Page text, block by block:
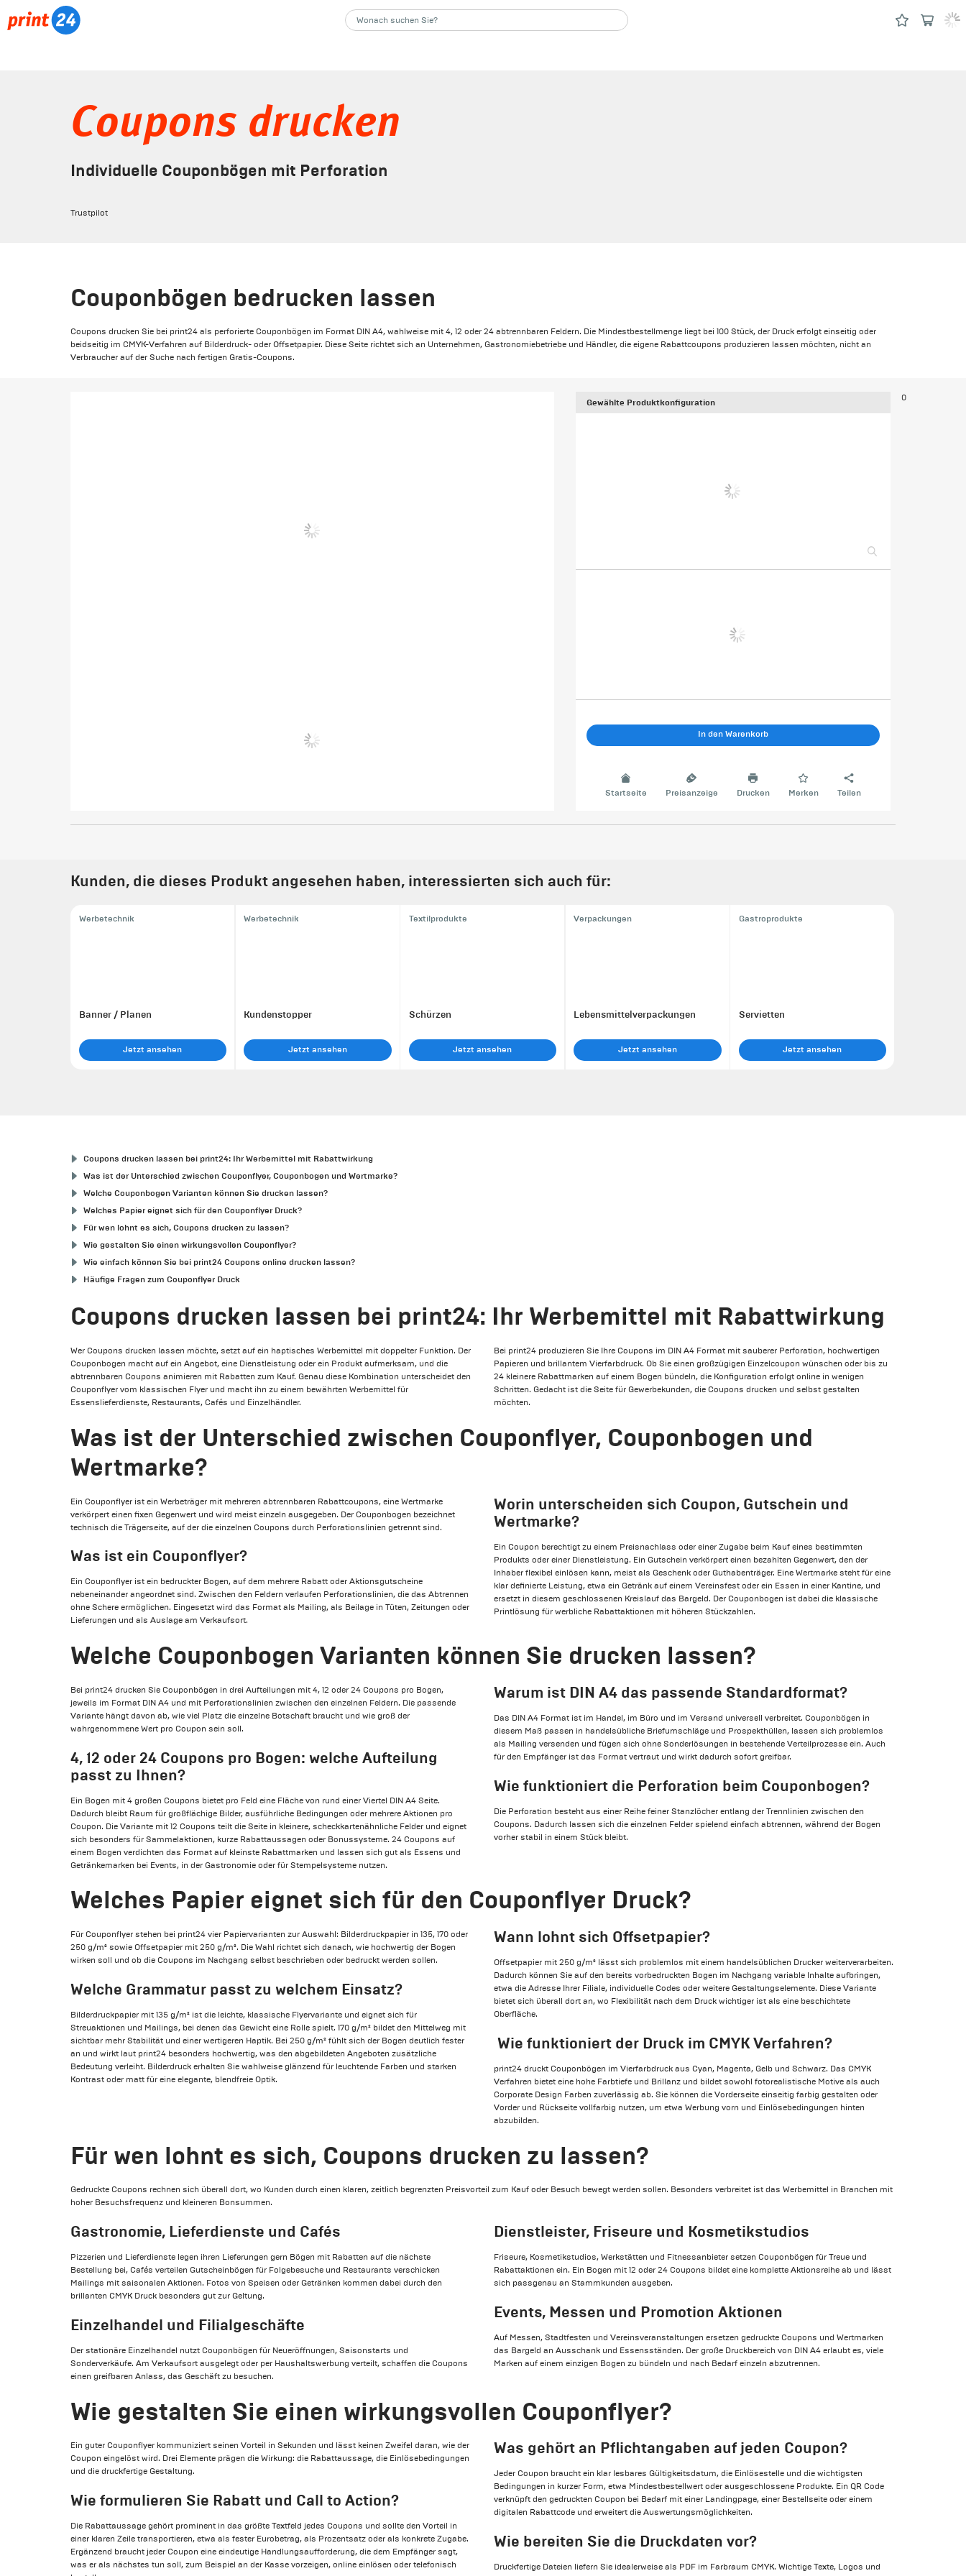
Coupons drucken
Individuelle Couponbögen mit Perforation
Trustpilot
Couponbögen bedrucken lassen
Coupons drucken Sie bei print24 als perforierte Couponbögen im Format DIN A4, wahlweise mit 4, 12 oder 24 abtrennbaren Feldern. Die Mindestbestellmenge liegt bei 100 Stück, der Druck erfolgt einseitig oder
beidseitig im CMYK-Verfahren auf Bilderdruck- oder Offsetpapier. Diese Seite richtet sich an Unternehmen, Gastronomiebetriebe und Händler, die eigene Rabattcoupons produzieren lassen möchten, nicht an
Verbraucher auf der Suche nach fertigen Gratis-Coupons.
Gewählte Produktkonfiguration
In den Warenkorb
Startseite Preisanzeige Drucken Merken Teilen
0
Kunden, die dieses Produkt angesehen haben, interessierten sich auch für:
Werbetechnik
Banner / Planen
Jetzt ansehen
Werbetechnik
Kundenstopper
Jetzt ansehen
Textilprodukte
Schürzen
Jetzt ansehen
Verpackungen
Lebensmittelverpackungen
Jetzt ansehen
Gastroprodukte
Servietten
Jetzt ansehen
Coupons drucken lassen bei print24: Ihr Werbemittel mit Rabattwirkung
Was ist der Unterschied zwischen Couponflyer, Couponbogen und Wertmarke?
Welche Couponbogen Varianten können Sie drucken lassen?
Welches Papier eignet sich für den Couponflyer Druck?
Für wen lohnt es sich, Coupons drucken zu lassen?
Wie gestalten Sie einen wirkungsvollen Couponflyer?
Wie einfach können Sie bei print24 Coupons online drucken lassen?
Häufige Fragen zum Couponflyer Druck
Coupons drucken lassen bei print24: Ihr Werbemittel mit Rabattwirkung
Wer Coupons drucken lassen möchte, setzt auf ein haptisches Werbemittel mit doppelter Funktion. Der
Couponbogen macht auf ein Angebot, eine Dienstleistung oder ein Produkt aufmerksam, und die
abtrennbaren Coupons animieren mit Rabatten zum Kauf. Genau diese Kombination unterscheidet den
Couponflyer vom klassischen Flyer und macht ihn zu einem bewährten Werbemittel für
Essenslieferdienste, Restaurants, Cafés und Einzelhändler.
Bei print24 produzieren Sie Ihre Coupons im DIN A4 Format mit sauberer Perforation, hochwertigen
Papieren und brillantem Vierfarbdruck. Ob Sie einen großzügigen Einzelcoupon wünschen oder bis zu
24 kleinere Rabattmarken auf einem Bogen bündeln, die Konfiguration erfolgt online in wenigen
Schritten. Gedacht ist die Seite für Gewerbekunden, die Coupons drucken und selbst gestalten
möchten.
Was ist der Unterschied zwischen Couponflyer, Couponbogen und
Wertmarke?
Ein Couponflyer ist ein Werbeträger mit mehreren abtrennbaren Rabattcoupons, eine Wertmarke
verkörpert einen fixen Gegenwert und wird meist einzeln ausgegeben. Der Couponbogen bezeichnet
technisch die Trägerseite, auf der die einzelnen Coupons durch Perforationslinien getrennt sind.
Was ist ein Couponflyer?
Ein Couponflyer ist ein bedruckter Bogen, auf dem mehrere Rabatt oder Aktionsgutscheine
nebeneinander angeordnet sind. Zwischen den Feldern verlaufen Perforationslinien, die das Abtrennen
ohne Schere ermöglichen. Eingesetzt wird das Format als Mailing, als Beilage in Tüten, Zeitungen oder
Lieferungen und als Auslage am Verkaufsort.
Worin unterscheiden sich Coupon, Gutschein und
Wertmarke?
Ein Coupon berechtigt zu einem Preisnachlass oder einer Zugabe beim Kauf eines bestimmten
Produkts oder einer Dienstleistung. Ein Gutschein verkörpert einen bezahlten Gegenwert, den der
Inhaber flexibel einlösen kann, meist als Geschenk oder Guthabenträger. Eine Wertmarke steht für eine
klar definierte Leistung, etwa ein Getränk auf einem Vereinsfest oder ein Essen in einer Kantine, und
ersetzt in diesem geschlossenen Kreislauf das Bargeld. Der Couponbogen ist dabei die klassische
Printlösung für werbliche Rabattaktionen mit höheren Stückzahlen.
Welche Couponbogen Varianten können Sie drucken lassen?
Bei print24 drucken Sie Couponbögen in drei Aufteilungen mit 4, 12 oder 24 Coupons pro Bogen,
jeweils im Format DIN A4 und mit Perforationslinien zwischen den einzelnen Feldern. Die passende
Variante hängt davon ab, wie viel Platz die einzelne Botschaft braucht und wie groß der
wahrgenommene Wert pro Coupon sein soll.
4, 12 oder 24 Coupons pro Bogen: welche Aufteilung
passt zu Ihnen?
Ein Bogen mit 4 großen Coupons bietet pro Feld eine Fläche von rund einer Viertel DIN A4 Seite.
Dadurch bleibt Raum für großflächige Bilder, ausführliche Bedingungen oder mehrere Aktionen pro
Coupon. Die Variante mit 12 Coupons teilt die Seite in kleinere, scheckkartenähnliche Felder und eignet
sich besonders für Sammelaktionen, kurze Rabattaussagen oder Bonussysteme. 24 Coupons auf
einem Bogen verdichten das Format auf kleinste Rabattmarken und lassen sich gut als Essens und
Getränkemarken bei Events, in der Gastronomie oder für Stempelsysteme nutzen.
Warum ist DIN A4 das passende Standardformat?
Das DIN A4 Format ist im Handel, im Büro und im Versand universell verbreitet. Couponbögen in
diesem Maß passen in handelsübliche Briefumschläge und Prospekthüllen, lassen sich problemlos
als Mailing versenden und fügen sich ohne Sonderlösungen in bestehende Verteilprozesse ein. Auch
für den Empfänger ist das Format vertraut und wirkt dadurch sofort greifbar.
Wie funktioniert die Perforation beim Couponbogen?
Die Perforation besteht aus einer Reihe feiner Stanzlöcher entlang der Trennlinien zwischen den
Coupons. Dadurch lassen sich die einzelnen Felder spielend einfach abtrennen, während der Bogen
vorher stabil in einem Stück bleibt.
Welches Papier eignet sich für den Couponflyer Druck?
Für Couponflyer stehen bei print24 vier Papiervarianten zur Auswahl: Bilderdruckpapier in 135, 170 oder
250 g/m² sowie Offsetpapier mit 250 g/m². Die Wahl richtet sich danach, wie hochwertig der Bogen
wirken soll und ob die Coupons im Nachgang selbst beschrieben oder bedruckt werden sollen.
Welche Grammatur passt zu welchem Einsatz?
Bilderdruckpapier mit 135 g/m² ist die leichte, klassische Flyervariante und eignet sich für
Streuaktionen und Mailings, bei denen das Gewicht eine Rolle spielt. 170 g/m² bildet den Mittelweg mit
sichtbar mehr Stabilität und einer wertigeren Haptik. Bei 250 g/m² fühlt sich der Bogen deutlich fester
an und wirkt laut print24 besonders hochwertig, was den abgebildeten Angeboten zusätzliche
Bedeutung verleiht. Bilderdruck erhalten Sie wahlweise glänzend für leuchtende Farben und starken
Kontrast oder matt für eine elegante, blendfreie Optik.
Wann lohnt sich Offsetpapier?
Offsetpapier mit 250 g/m² lässt sich problemlos mit einem handelsüblichen Drucker weiterverarbeiten.
Dadurch können Sie auf den bereits vorbedruckten Bogen im Nachgang variable Inhalte aufbringen,
etwa die Adresse Ihrer Filiale, individuelle Codes oder weitere Gestaltungselemente. Diese Variante
bietet sich überall dort an, wo Flexibilität nach dem Druck wichtiger ist als eine beschichtete
Oberfläche.
Wie funktioniert der Druck im CMYK Verfahren?
print24 druckt Couponbögen im Vierfarbdruck aus Cyan, Magenta, Gelb und Schwarz. Das CMYK
Verfahren bietet eine hohe Farbtiefe und Brillanz und bildet sowohl fotorealistische Motive als auch
Corporate Design Farben zuverlässig ab. Sie können die Vorderseite einseitig farbig gestalten oder
Vorder und Rückseite vollfarbig nutzen, um etwa Werbung vorn und Einlösebedingungen hinten
abzubilden.
Für wen lohnt es sich, Coupons drucken zu lassen?
Gedruckte Coupons rechnen sich überall dort, wo Kunden durch einen klaren, zeitlich begrenzten Preisvorteil zum Kauf oder Besuch bewegt werden sollen. Besonders verbreitet ist das Werbemittel in Branchen mit
hoher Besuchsfrequenz und kleineren Bonsummen.
Gastronomie, Lieferdienste und Cafés
Pizzerien und Lieferdienste legen ihren Lieferungen gern Bögen mit Rabatten auf die nächste
Bestellung bei, Cafés verteilen Gutscheinbögen für Folgebesuche und Restaurants verschicken
Mailings mit saisonalen Aktionen. Fotos von Speisen oder Getränken kommen dabei durch den
brillanten CMYK Druck besonders gut zur Geltung.
Einzelhandel und Filialgeschäfte
Der stationäre Einzelhandel nutzt Couponbögen für Neueröffnungen, Saisonstarts und
Sonderverkäufe. Am Verkaufsort ausgelegt oder per Haushaltswerbung verteilt, schaffen die Coupons
einen greifbaren Anlass, das Geschäft zu besuchen.
Dienstleister, Friseure und Kosmetikstudios
Friseure, Kosmetikstudios, Werkstätten und Fitnessanbieter setzen Couponbögen für Treue und
Rabattaktionen ein. Ein Bogen mit 12 oder 24 Coupons bildet eine komplette Aktionsreihe ab und lässt
sich passgenau an Stammkunden ausgeben.
Events, Messen und Promotion Aktionen
Auf Messen, Stadtfesten und Vereinsveranstaltungen ersetzen gedruckte Coupons und Wertmarken
das Bargeld an Ausschank und Essensständen. Der große Druckbereich von DIN A4 erlaubt es, viele
Marken auf einem einzigen Bogen zu bündeln und nach Bedarf einzeln abzutrennen.
Wie gestalten Sie einen wirkungsvollen Couponflyer?
Ein guter Couponflyer kommuniziert seinen Vorteil in Sekunden und lässt keinen Zweifel daran, wie der
Coupon eingelöst wird. Drei Elemente prägen die Wirkung: die Rabattaussage, die Einlösebedingungen
und die druckfertige Gestaltung.
Wie formulieren Sie Rabatt und Call to Action?
Die Rabattaussage gehört prominent in das größte Textfeld jedes Coupons und sollte den Vorteil in
einer klaren Zeile transportieren, etwa als fester Eurobetrag, als Prozentsatz oder als konkrete Zugabe.
Ergänzend braucht jeder Coupon eine eindeutige Handlungsaufforderung, die dem Empfänger sagt,
was er als nächstes tun soll, zum Beispiel an der Kasse vorzeigen, online einlösen oder telefonisch
Was gehört an Pflichtangaben auf jeden Coupon?
Jeder Coupon braucht ein klar lesbares Gültigkeitsdatum, die Einlösestelle und die wichtigsten
Bedingungen in kurzer Form, etwa Mindestbestellwert oder ausgeschlossene Produkte. Ein QR Code
verknüpft den gedruckten Coupon bei Bedarf mit einer Landingpage, einer Bestellseite oder einem
digitalen Rabattcode und erweitert die Auswertungsmöglichkeiten.
Wie bereiten Sie die Druckdaten vor?
Druckfertige Dateien liefern Sie idealerweise als PDF im Farbraum CMYK. Wichtige Texte, Logos und